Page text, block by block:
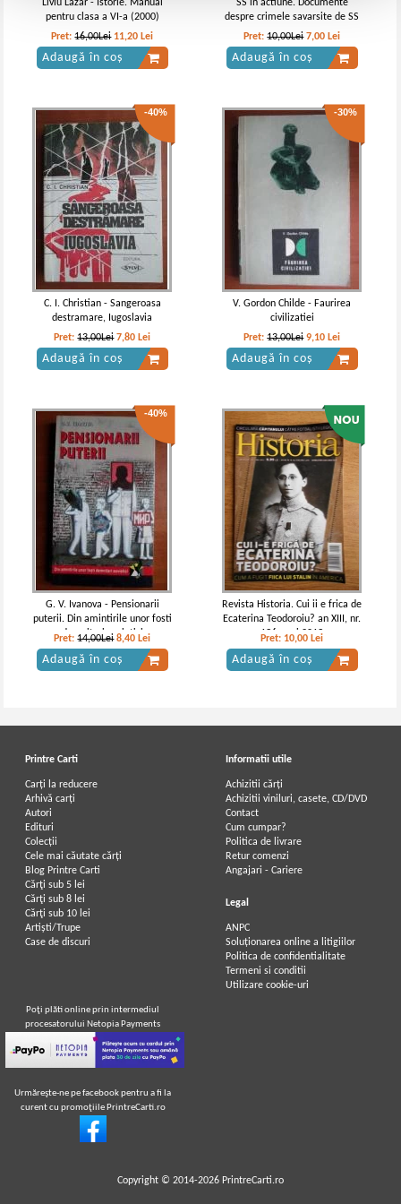
Liviu Lazar - Istorie. Manual
pentru clasa a VI-a (2000)
Pret:16,00Lei 11,20 Lei
Adaugă în coș
SS in actiune. Documente
despre crimele savarsite de SS
Pret:10,00Lei 7,00 Lei
Adaugă în coș
-40%
C. I. Christian - Sangeroasa
destramare, Iugoslavia
Pret:13,00Lei 7,80 Lei
Adaugă în coș
-30%
V. Gordon Childe - Faurirea
civilizatiei
Pret:13,00Lei 9,10 Lei
Adaugă în coș
-40%
G. V. Ivanova - Pensionarii
puterii. Din amintirile unor fosti
demnitari sovietici
Pret:14,00Lei 8,40 Lei
Adaugă în coș
Revista Historia. Cui ii e frica de
Ecaterina Teodoroiu? an XIII, nr.
136, mai 2013
Pret: 10,00 Lei
Adaugă în coș
Printre Carti
Carți la reducere
Arhivă carți
Autori
Edituri
Colecții
Cele mai căutate cărți
Blog Printre Carti
Cărţi sub 5 lei
Cărţi sub 8 lei
Cărţi sub 10 lei
Artiști/Trupe
Case de discuri
Informatii utile
Achizitii cărți
Achizitii viniluri, casete, CD/DVD
Contact
Cum cumpar?
Politica de livrare
Retur comenzi
Angajari - Cariere
Legal
ANPC
Soluționarea online a litigiilor
Politica de confidentialitate
Termeni si conditii
Utilizare cookie-uri
Poţi plăti online prin intermediul
procesatorului Netopia Payments
Urmăreşte-ne pe facebook pentru a fi la
curent cu promoţiile PrintreCarti.ro
Copyright © 2014-2026 PrintreCarti.ro